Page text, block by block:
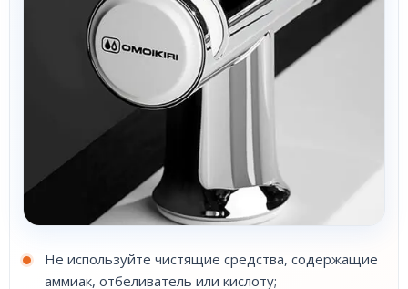
Не используйте чистящие средства, содержащие
аммиак, отбеливатель или кислоту;